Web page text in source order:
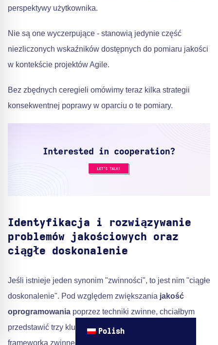
perspektywy użytkownika.
Nie są one wyczerpujące - stanowią jedynie część
niezliczonych wskaźników dostępnych do pomiaru jakości
w kontekście projektów Agile.
Bez zbędnych ceregieli omówimy teraz kilka strategii
konsekwentnej poprawy w oparciu o te pomiary.
Identyfikacja i rozwiązywanie
problemów jakościowych oraz
ciągłe doskonalenie
Jeśli istnieje jeden synonim "zwinności", to jest nim "ciągłe
doskonalenie". Pod względem zwiększania jakość
oprogramowania poprzez techniki zwinne, chciałbym
przedstawić trzy kluczowe elementy skalowanego
frameworka zwinnego: Ewaluację Procesu, Włączenie
Polish